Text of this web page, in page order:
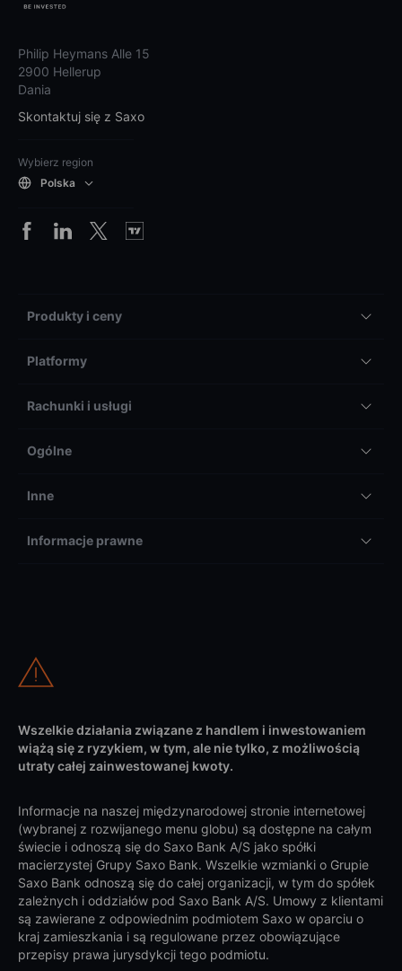
Philip Heymans Alle 15
2900 Hellerup
Dania
Skontaktuj się z Saxo
Wybierz region
Polska
Produkty i ceny
Platformy
Rachunki i usługi
Ogólne
Inne
Informacje prawne
Wszelkie działania związane z handlem i inwestowaniem
wiążą się z ryzykiem, w tym, ale nie tylko, z możliwością
utraty całej zainwestowanej kwoty.
Informacje na naszej międzynarodowej stronie internetowej
(wybranej z rozwijanego menu globu) są dostępne na całym
świecie i odnoszą się do Saxo Bank A/S jako spółki
macierzystej Grupy Saxo Bank. Wszelkie wzmianki o Grupie
Saxo Bank odnoszą się do całej organizacji, w tym do spółek
zależnych i oddziałów pod Saxo Bank A/S. Umowy z klientami
są zawierane z odpowiednim podmiotem Saxo w oparciu o
kraj zamieszkania i są regulowane przez obowiązujące
przepisy prawa jurysdykcji tego podmiotu.